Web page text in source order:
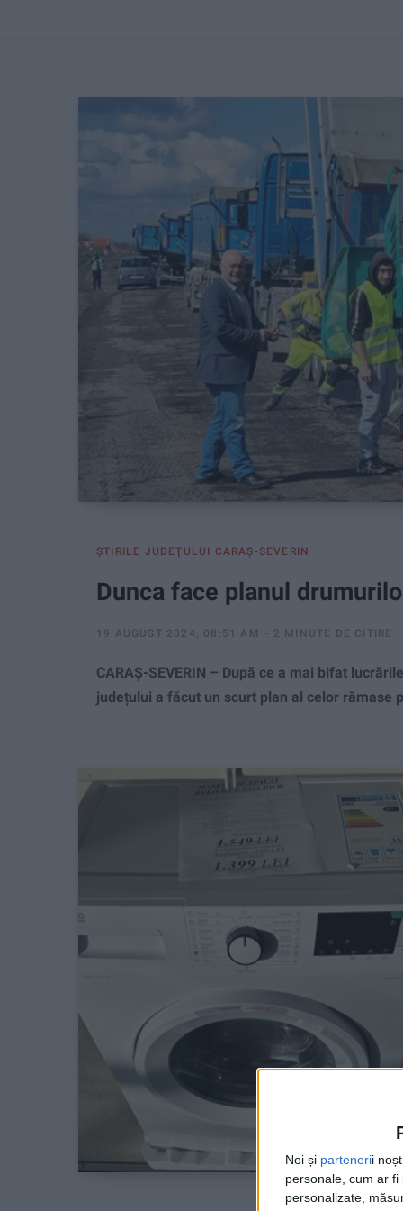
Noi și partenerii
personale, cum ar
personalizate,
ŞTIRILE JUDEŢULUI CARAŞ-SEVERIN
Dunca face planul
19 AUGUST 2024, 08:51 AM 2 MINUTE DE CITIRE
CARAȘ-SEVERIN – După ce a mai bifat
județului a făcut un scurt plan al celor rămase